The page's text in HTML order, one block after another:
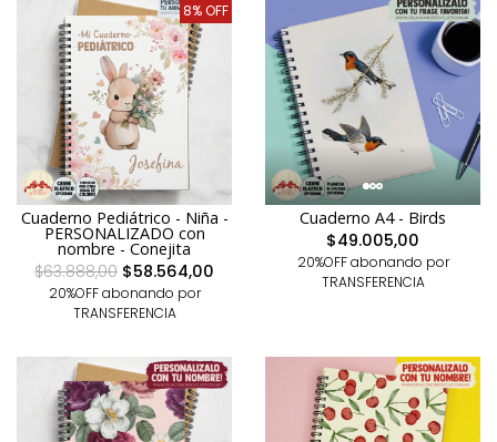
8% OFF
Cuaderno Pediátrico - Niña -
PERSONALIZADO con
nombre - Conejita
$63.888,00 $58.564,00
20%OFF abonando por
TRANSFERENCIA
Cuaderno A4 - Birds
$49.005,00
20%OFF abonando por
TRANSFERENCIA